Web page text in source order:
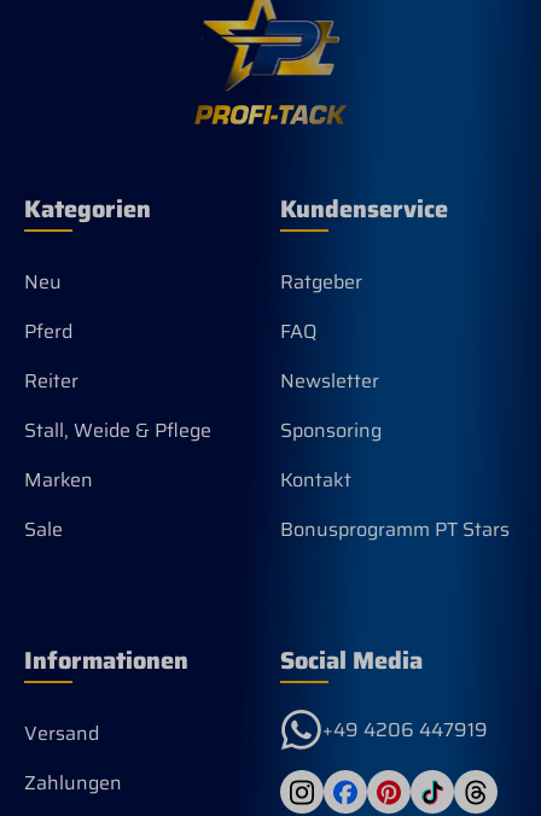
Kategorien
Neu
Pferd
Reiter
Stall, Weide & Pflege
Marken
Sale
Kundenservice
Ratgeber
FAQ
Newsletter
Sponsoring
Kontakt
Bonusprogramm PT Stars
Informationen
Versand
Zahlungen
Social Media
+49 4206 447919